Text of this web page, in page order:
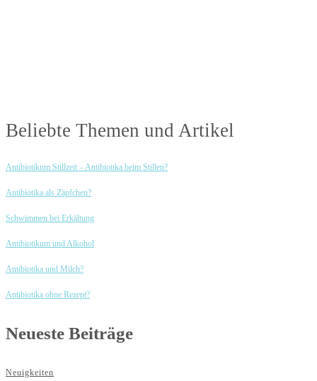
Beliebte Themen und Artikel
Antibiotikum Stillzeit – Antibiotika beim Stillen?
Antibiotika als Zäpfchen?
Schwimmen bei Erkältung
Antibiotikum und Alkohol
Antibiotika und Milch?
Antibiotika ohne Rezept?
Neueste Beiträge
Neuigkeiten